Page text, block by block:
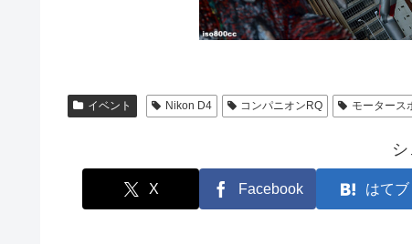
イベント Nikon D4 コンパニオンRQ モータース
X Facebook はてブ